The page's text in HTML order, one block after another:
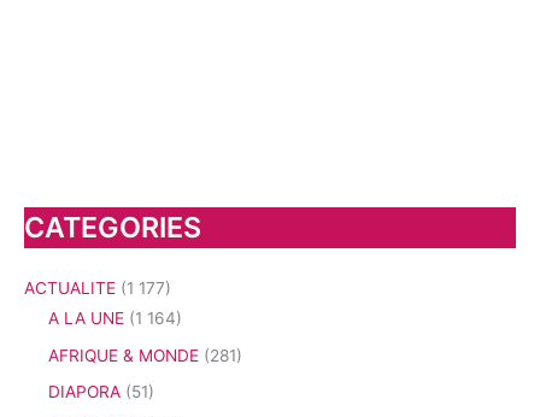
CATEGORIES
ACTUALITE (1 177)
A LA UNE (1 164)
AFRIQUE & MONDE (281)
DIAPORA (51)